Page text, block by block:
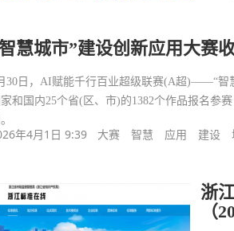
慧城市”建设创新应用大赛
30日，AI赋能千行百业超级联赛(A超)——“智
家和国内25个省(区、市)的1382个作品报名参
年4月1日 9:39 大赛 智慧 应用 建设
浙
（